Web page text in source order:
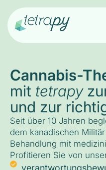
Cannabis-
mit tetrapy
und zur
Seit über 10 Jahren
dem kanadischen
Behandlung mit
Profitieren Sie von